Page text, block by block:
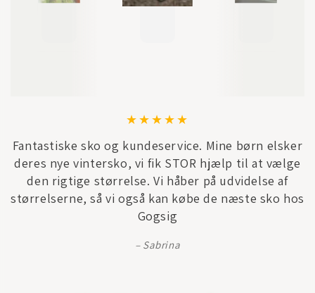
Fantastiske sko og kundeservice. Mine børn elsker
deres nye vintersko, vi fik STOR hjælp til at vælge
den rigtige størrelse. Vi håber på udvidelse af
størrelserne, så vi også kan købe de næste sko hos
Gogsig
Sabrina